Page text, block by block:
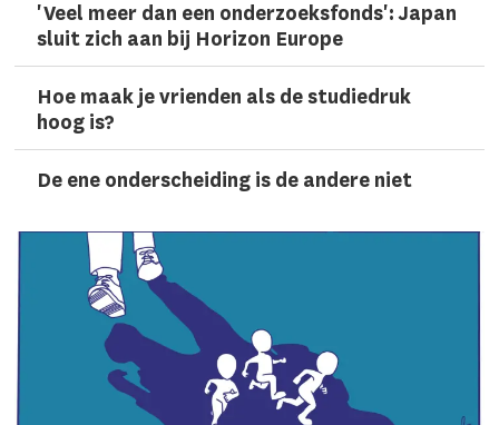
'Veel meer dan een onderzoeks­fonds': Japan
sluit zich aan bij Horizon Europe
Hoe maak je vrienden als de studiedruk
hoog is?
De ene onderscheiding is de andere niet